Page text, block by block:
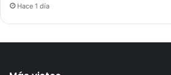
Hace 1 día